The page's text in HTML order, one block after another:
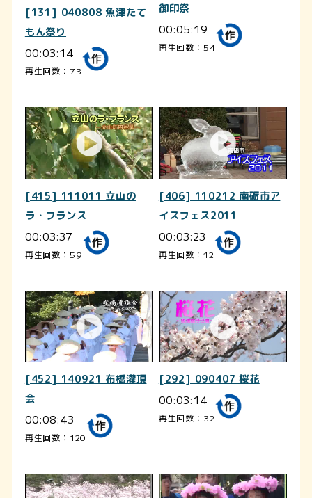
[131] 040808 魚津たて
もん祭り
00:03:14
再生回数：73
御印祭
00:05:19
再生回数：54
[415] 111011 立山の
ラ・フランス
00:03:37
再生回数：59
[406] 110212 南砺市ア
イスフェス2011
00:03:23
再生回数：12
[452] 140921 布橋灌頂
会
00:08:43
再生回数：120
[292] 090407 桜花
00:03:14
再生回数：32